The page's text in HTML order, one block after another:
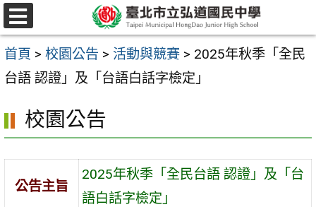
跳
至
主
要
容
區
選
單
首頁 > 校園公告 > 活動與競賽 > 2025年秋季「全民
台語 認證」及「台語白話字檢定」
校園公告
公告主旨
2025年秋季「全民台語 認證」及「台
語白話字檢定」